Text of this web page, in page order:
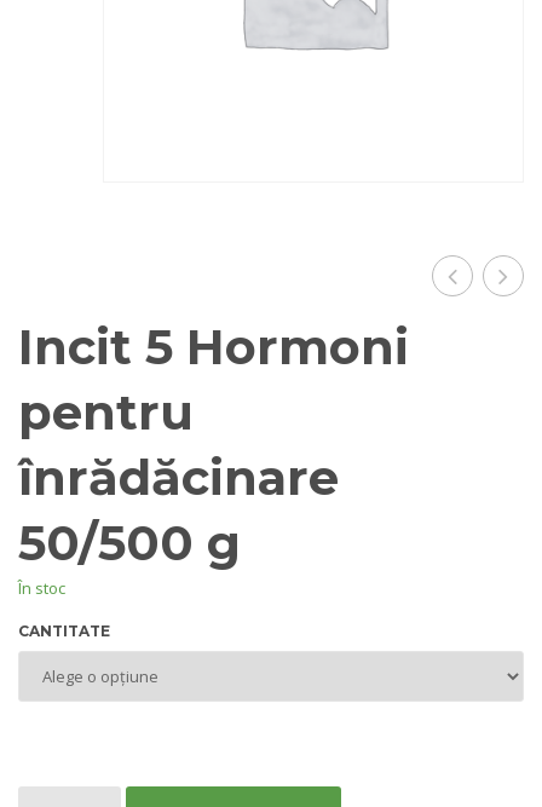
Incit 5 Hormoni
pentru
înrădăcinare
50/500 g
În stoc
CANTITATE